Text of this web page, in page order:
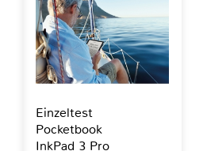
Einzeltest
Pocketbook
InkPad 3 Pro